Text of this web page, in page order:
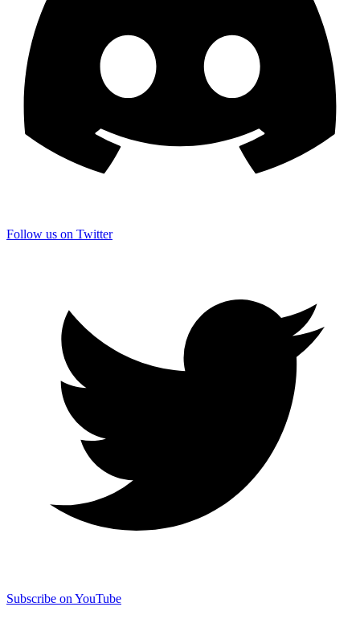
Follow us on Twitter
Subscribe on YouTube